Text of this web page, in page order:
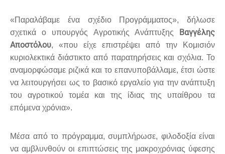
«Παραλάβαμε ένα σχέδιο Προγράμματος», δήλωσε
σχετικά ο υπουργός Αγροτικής Ανάπτυξης
Βαγγέλης
Αποστόλου, «που είχε επιστρέψει από την Κομισιόν
κυριολεκτικά διάστικτο από παρατηρήσεις και σχόλια. Το
αναμορφώσαμε ριζικά και το επανυποβάλλαμε, έτσι ώστε
να λειτουργήσει ως το βασικό εργαλείο για την ανάπτυξη
του αγροτικού τομέα και της ίδιας της υπαίθρου τα
επόμενα χρόνια».
Μέσα από το πρόγραμμα, συμπλήρωσε, φιλοδοξία είναι
να αμβλυνθούν οι επιπτώσεις της μακροχρόνιας ύφεσης